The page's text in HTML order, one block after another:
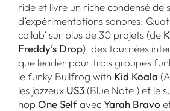
ride et livre un riche condensé de
d’expérimentations sonores.
collab’ sur plus de 30 projets (de
Freddy’s Drop), des tournées
que leader pour trois groupes
le funky Bullfrog with Kid Koala
les jazzeux US3 (Blue Note ) et le
hopOne SelfavecYarah Bravo